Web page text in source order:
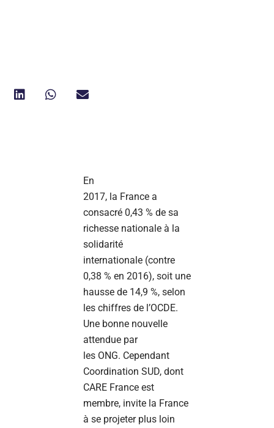
En
2017, la France a
consacré 0,43 % de sa
richesse nationale à la
solidarité
internationale (contre
0,38 % en 2016), soit une
hausse de 14,9 %, selon
les chiffres de l’OCDE.
Une bonne nouvelle
attendue par
les ONG. Cependant
Coordination SUD, dont
CARE France est
membre, invite la France
à se projeter plus loin